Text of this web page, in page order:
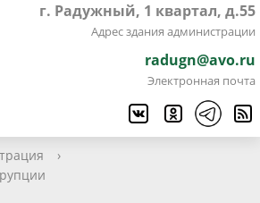
г. Радужный, 1 квартал, д.55
Адрес здания администрации
radugn@avo.ru
Электронная почта
›